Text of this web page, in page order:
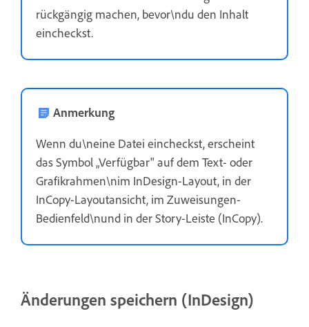
rückgängig machen, bevor\ndu den Inhalt
eincheckst.
Anmerkung
Wenn du\neine Datei eincheckst, erscheint
das Symbol „Verfügbar" auf dem Text- oder
Grafikrahmen\nim InDesign-Layout, in der
InCopy-Layoutansicht, im Zuweisungen-
Bedienfeld\nund in der Story-Leiste (InCopy).
Änderungen speichern (InDesign)